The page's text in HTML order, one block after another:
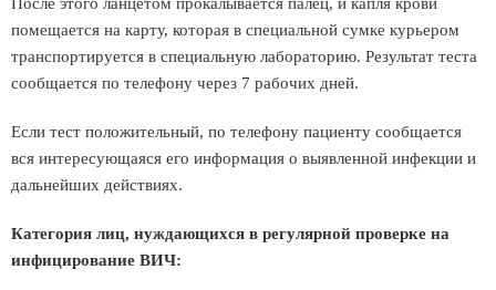
помещается на карту, которая в специальной сумке курьером
транспортируется в специальную лабораторию. Результат теста
сообщается по телефону через 7 рабочих дней.
Если тест положительный, по телефону пациенту сообщается
вся интересующаяся его информация о выявленной инфекции и
дальнейших действиях.
Категория лиц, нуждающихся в регулярной проверке на
инфицирование ВИЧ: